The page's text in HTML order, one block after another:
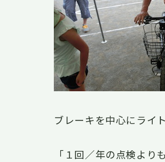
ブレーキを中心にライ
「１回／年の点検より